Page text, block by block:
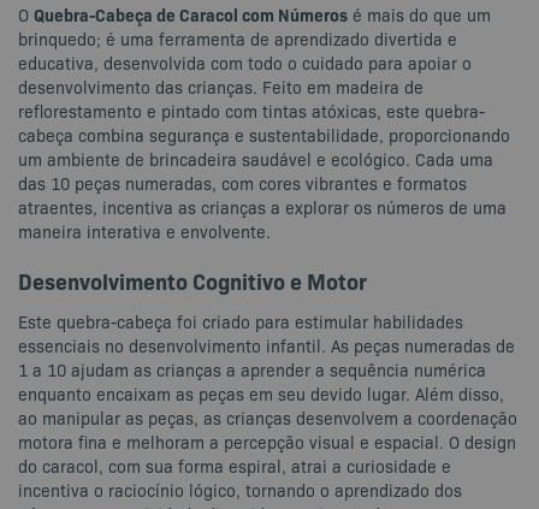
O Quebra-Cabeça de Caracol com Números é mais do que um
brinquedo; é uma ferramenta de aprendizado divertida e
educativa, desenvolvida com todo o cuidado para apoiar o
desenvolvimento das crianças. Feito em madeira de
reflorestamento e pintado com tintas atóxicas, este quebra-
cabeça combina segurança e sustentabilidade, proporcionando
um ambiente de brincadeira saudável e ecológico. Cada uma
das 10 peças numeradas, com cores vibrantes e formatos
atraentes, incentiva as crianças a explorar os números de uma
maneira interativa e envolvente.
Desenvolvimento Cognitivo e Motor
Este quebra-cabeça foi criado para estimular habilidades
essenciais no desenvolvimento infantil. As peças numeradas de
1 a 10 ajudam as crianças a aprender a sequência numérica
enquanto encaixam as peças em seu devido lugar. Além disso,
ao manipular as peças, as crianças desenvolvem a coordenação
motora fina e melhoram a percepção visual e espacial. O design
do caracol, com sua forma espiral, atrai a curiosidade e
incentiva o raciocínio lógico, tornando o aprendizado dos